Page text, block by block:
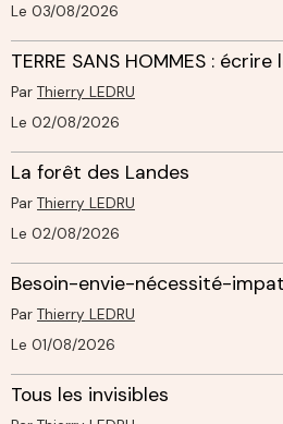
Le 03/08/2026
TERRE SANS HOMMES :
Par Thierry LEDRU
Le 02/08/2026
La forêt des Landes
Par Thierry LEDRU
Le 02/08/2026
Besoin-envie-nécessité-
Par Thierry LEDRU
Le 01/08/2026
Tous les invisibles